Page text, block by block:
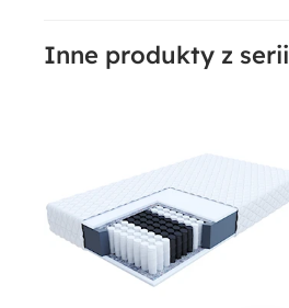
Inne produkty z serii